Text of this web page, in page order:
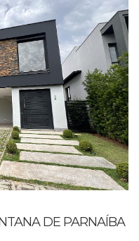
DE PARNAÍBA